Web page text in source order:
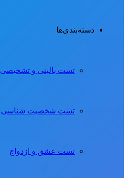
دسته‌بندی‌ها
تست بالینی و تشخیصی
تست شخصیت شناسی
تست عشق و ازدواج